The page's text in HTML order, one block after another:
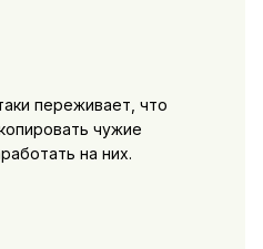
переживает, что
чужие
на них.